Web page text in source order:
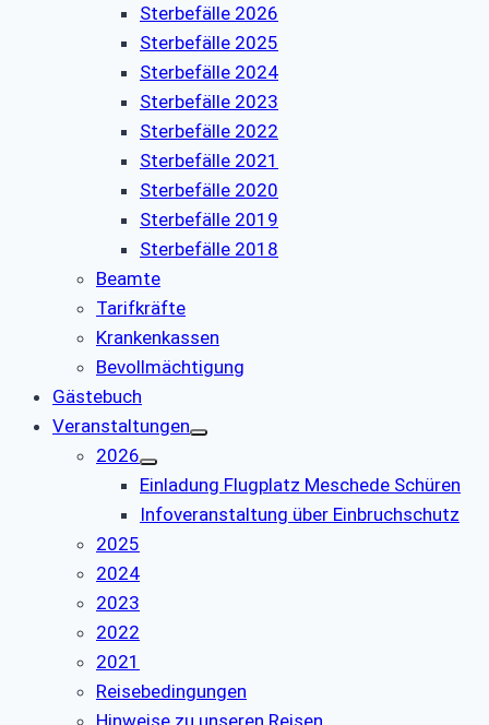
Sterbefälle 2026
Sterbefälle 2025
Sterbefälle 2024
Sterbefälle 2023
Sterbefälle 2022
Sterbefälle 2021
Sterbefälle 2020
Sterbefälle 2019
Sterbefälle 2018
Beamte
Tarifkräfte
Krankenkassen
Bevollmächtigung
Gästebuch
Veranstaltungen
2026
Einladung Flugplatz Meschede Schüren
Infoveranstaltung über Einbruchschutz
2025
2024
2023
2022
2021
Reisebedingungen
Hinweise zu unseren Reisen